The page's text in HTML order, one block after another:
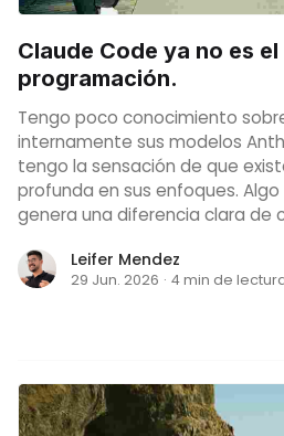
Claude Code ya no es
programación.
Tengo poco conocimiento
internamente sus modelos
tengo la sensación de que
profunda en sus enfoques.
genera una diferencia clara de
Leifer Mendez
29 Jun. 2026 · 4 min de